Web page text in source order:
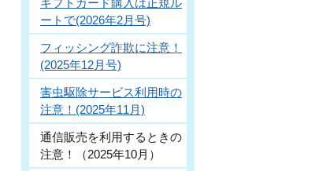
ギフトカード購入は正規ル
ートで(2026年2月号)
フィッシング詐欺に注意！
(2025年12月号)
害虫駆除サービス利用時の
注意！(2025年11月)
通信販売を利用するときの
注意！（2025年10月）